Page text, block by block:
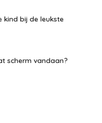
kind bij de leukste
scherm vandaan?